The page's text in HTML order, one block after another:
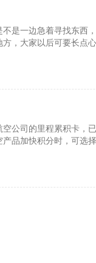
是一边急着寻找东西
，大家以后可要长点
公司的里程累积卡，
品加快积分时，可选